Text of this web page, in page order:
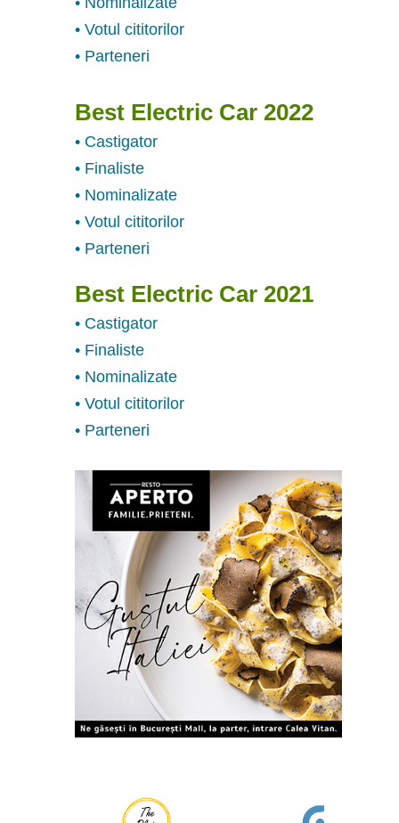
• Votul cititorilor
• Parteneri
Best Electric Car 2022
• Castigator
• Finaliste
• Nominalizate
• Votul cititorilor
• Parteneri
Best Electric Car 2021
• Castigator
• Finaliste
• Nominalizate
• Votul cititorilor
• Parteneri